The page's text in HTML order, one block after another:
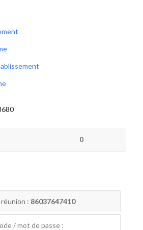
0
: 86037647410
/ mot de passe :